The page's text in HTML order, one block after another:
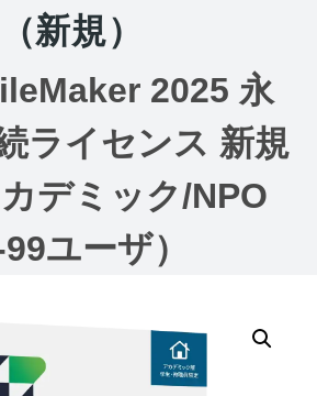
（新規）
2025 永
ライセンス 新規
デミック/NPO
ユーザ）